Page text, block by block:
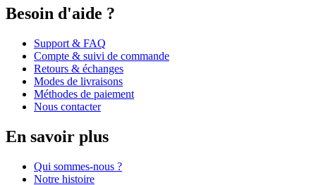
Besoin d'aide ?
Support & FAQ
Compte & suivi de commande
Retours & échanges
Modes de livraisons
Méthodes de paiement
Nous contacter
En savoir plus
Qui sommes-nous ?
Notre histoire